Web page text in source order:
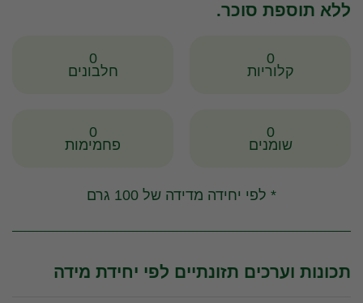
ללא תוספת סוכר.
0
קלוריות
0
חלבונים
0
שומנים
0
פחמימות
* לפי יחידה מדידה של 100 גרם
תכונות וערכים תזונתיים לפי יחידת מידה